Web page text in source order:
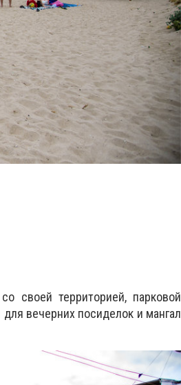
своей территорией, парковой
вечерних посиделок и мангал